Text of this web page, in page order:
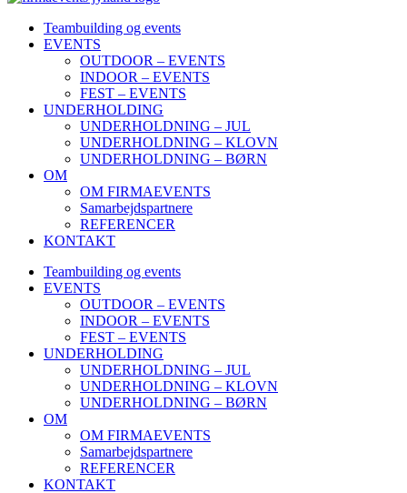
Teambuilding og events
EVENTS
OUTDOOR – EVENTS
INDOOR – EVENTS
FEST – EVENTS
UNDERHOLDING
UNDERHOLDNING – JUL
UNDERHOLDNING – KLOVN
UNDERHOLDNING – BØRN
OM
OM FIRMAEVENTS
Samarbejdspartnere
REFERENCER
KONTAKT
Teambuilding og events
EVENTS
OUTDOOR – EVENTS
INDOOR – EVENTS
FEST – EVENTS
UNDERHOLDING
UNDERHOLDNING – JUL
UNDERHOLDNING – KLOVN
UNDERHOLDNING – BØRN
OM
OM FIRMAEVENTS
Samarbejdspartnere
REFERENCER
KONTAKT